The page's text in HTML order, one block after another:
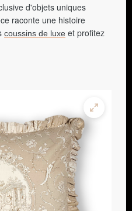
d'objets uniques
raconte une histoire
coussins de luxe et profitez